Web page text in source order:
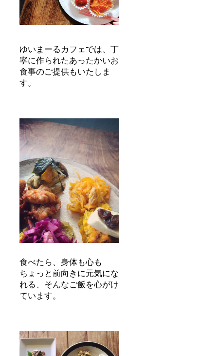
ゆいまーるカフェでは、丁
寧に作られたあったかいお
食事のご提供もいたしま
す。
食べたら、身体も心も
ちょっと前向きに元気にな
れる、そんなご飯を心がけ
ています。